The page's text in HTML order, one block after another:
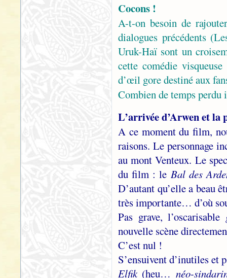
Cocons !
A-t-on besoin de
dialogues précédents
Uruk-Haï sont un
cette comédie
d’œil gore destiné aux
Combien de temps
L’arrivée d’Arwen et la
A ce moment du film,
raisons. Le personnage
au mont Venteux. Le
du film : le Bal des
D’autant qu’elle a beau
très importante… d’où
Pas grave, l’oscarisable
nouvelle scène
C’est nul !
S’ensuivent d’inutiles et
Elfik(heu… néo-